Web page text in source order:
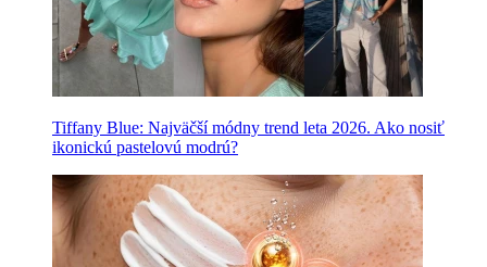
Tiffany Blue: Najväčší módny trend leta 2026. Ako nosiť
ikonickú pastelovú modrú?